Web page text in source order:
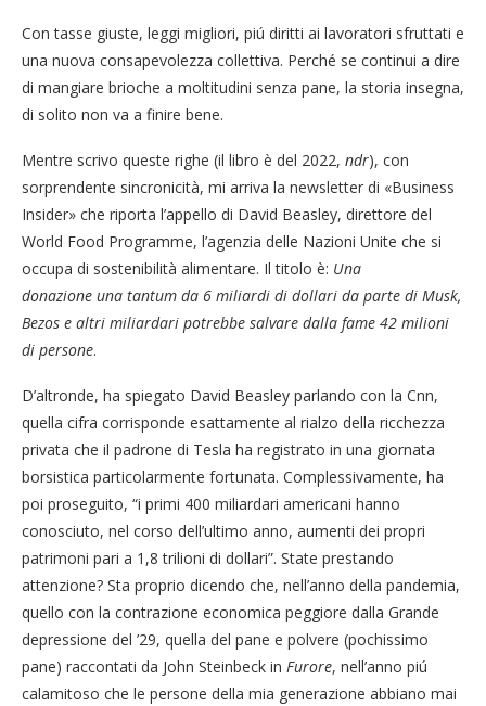
Con tasse giuste, leggi migliori, piú diritti ai lavoratori sfruttati e
una nuova consapevolezza collettiva. Perché se continui a dire
di mangiare brioche a moltitudini senza pane, la storia insegna,
di solito non va a finire bene.
Mentre scrivo queste righe (il libro è del 2022, ndr), con
sorprendente sincronicità, mi arriva la newsletter di «Business
Insider» che riporta l’appello di David Beasley, direttore del
World Food Programme, l’agenzia delle Nazioni Unite che si
occupa di sostenibilità alimentare. Il titolo è: Una
donazione una tantum da 6 miliardi di dollari da parte di Musk,
Bezos e altri miliardari potrebbe salvare dalla fame 42 milioni
di persone.
D’altronde, ha spiegato David Beasley parlando con la Cnn,
quella cifra corrisponde esattamente al rialzo della ricchezza
privata che il padrone di Tesla ha registrato in una giornata
borsistica particolarmente fortunata. Complessivamente, ha
poi proseguito, “i primi 400 miliardari americani hanno
conosciuto, nel corso dell’ultimo anno, aumenti dei propri
patrimoni pari a 1,8 trilioni di dollari”. State prestando
attenzione? Sta proprio dicendo che, nell’anno della pandemia,
quello con la contrazione economica peggiore dalla Grande
depressione del ’29, quella del pane e polvere (pochissimo
pane) raccontati da John Steinbeck in Furore, nell’anno piú
calamitoso che le persone della mia generazione abbiano mai